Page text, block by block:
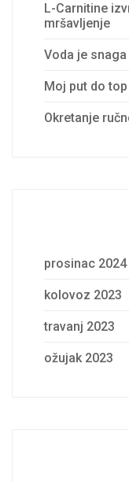
L-Carnitine
mršavljenje
Voda je snaga
Moj put do
Okretanje
prosinac 2024
kolovoz 2023
travanj 2023
ožujak 2023